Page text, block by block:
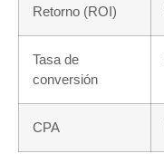
Retorno (ROI)
Tasa de
conversión
CPA